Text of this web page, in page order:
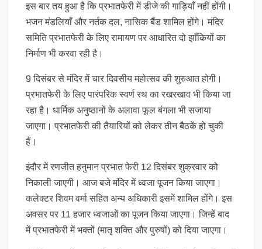
इस बार तय हुआ है कि प्रभातफेरी में डीजे की गाड़ियाँ नहीं होंगी।
भजन मंडलियाँ और नर्तक दल, नासिक बैंड शामिल होंगे। मंदिर
समिति प्रभातफेरी के लिए रामायण पर आधारित दो झाँकियों का
निर्माण भी करवा रही है।
9 दिसंबर से मंदिर में चार दिवसीय महोत्सव की शुरुआत होगी।
प्रभातफेरी के लिए पारंपरिक स्वर्ण रथ का रखरखाव भी किया जा
रहा है। धार्मिक अनुष्ठानों के अलावा फूल बंगला भी सजाया
जाएगा। प्रभातफेरी की तैयारियों को लेकर तीन बैठकें हो चुकी
हैं।
इंदौर में रणजीत हनुमान प्रभात फेरी 12 दिसंबर शुक्रवार को
निकाली जाएगी। आज बजे मंदिर में ध्वजा पूजन किया जाएगा।
कलेक्टर शिवम वर्मा सहित अन्य अधिकारी इसमें शामिल होंगे। इस
अवसर पर 11 हजार ध्वजाओं का पूजन किया जाएगा। जिन्हें बाद
में प्रभातफेरी में भक्तों (मातृ शक्ति और पुरुषों) को दिया जाएगा।